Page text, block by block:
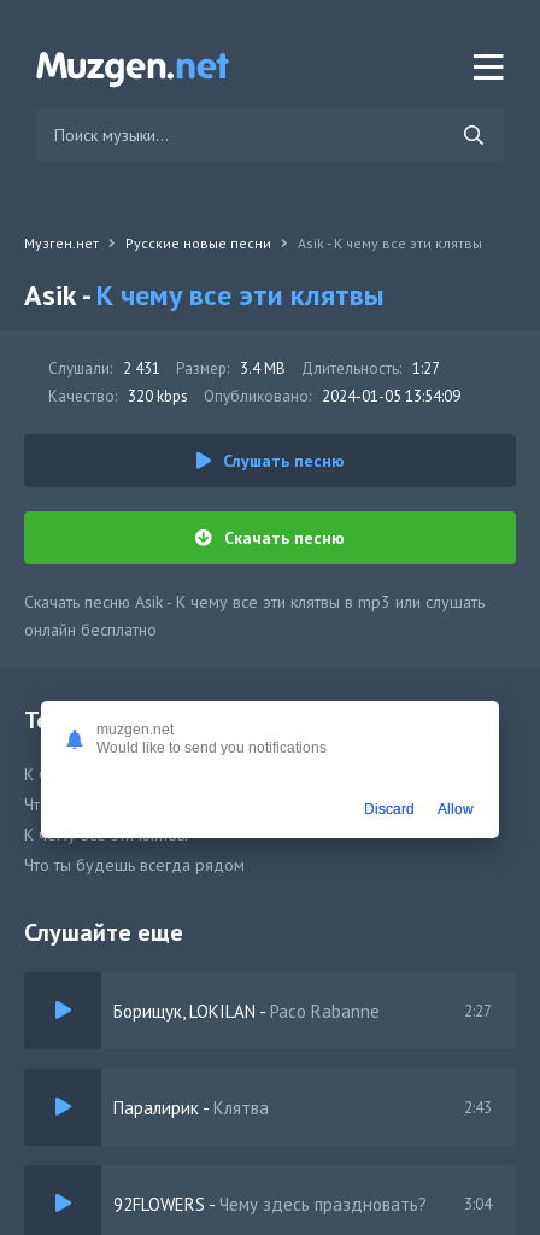
Музген.нет Русские новые песни Asik - К чему все эти клятвы
Asik -К чему все эти клятвы
Слушали: 2 431 Размер: 3.4 MB Длительность: 1:27
Качество: 320 kbps Опубликовано: 2024-01-05 13:54:09
Слушать песню
Скачать песню
Скачать песню Asik - К чему все эти клятвы в mp3 или слушать
онлайн бесплатно
Текст песни
К чему все эти клятвы
Что ты будешь всегда рядом
К чему все эти клятвы
Что ты будешь всегда рядом
Слушайте еще
Борищук, LOKILAN - Paco Rabanne 2:27
Паралирик - Клятва 2:43
92FLOWERS - Чему здесь праздновать? 3:04
muzgen.net
Would like to send you notifications
Discard Allow